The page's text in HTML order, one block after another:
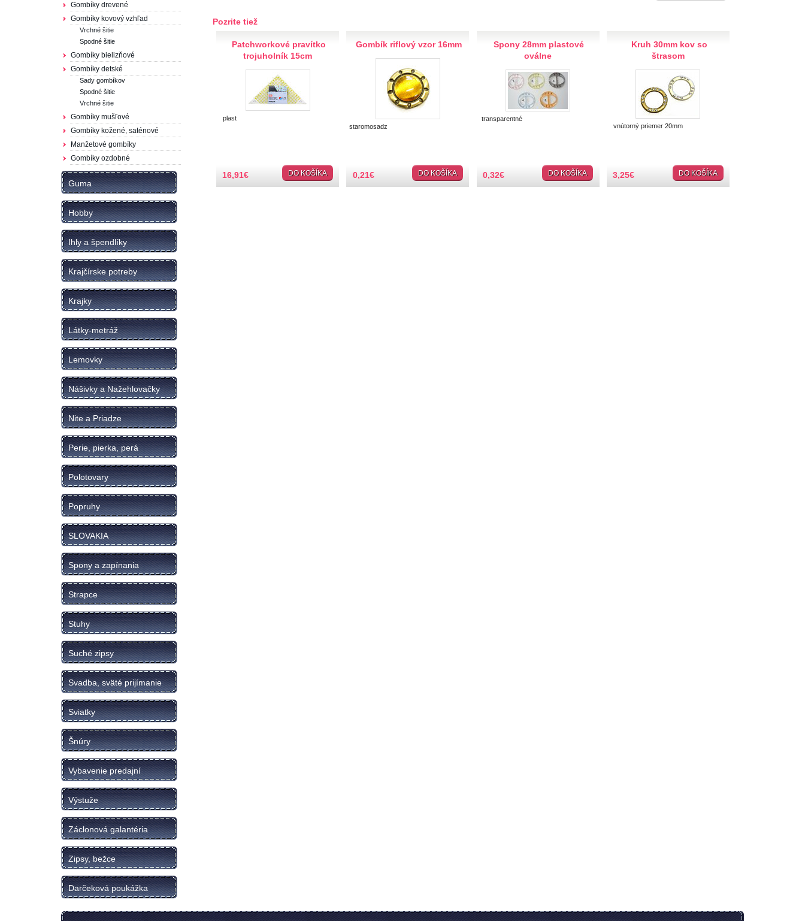
Gombíky drevené
Gombíky kovový vzhľad
Vrchné šitie
Spodné šitie
Gombíky bielizňové
Gombíky detské
Sady gombíkov
Spodné šitie
Vrchné šitie
Gombíky mušľové
Gombíky kožené, saténové
Manžetové gombíky
Gombíky ozdobné
Guma
Hobby
Ihly a špendlíky
Krajčírske potreby
Krajky
Látky-metráž
Lemovky
Nášivky a Nažehlovačky
Nite a Priadze
Perie, pierka, perá
Polotovary
Popruhy
SLOVAKIA
Spony a zapínania
Strapce
Stuhy
Suché zipsy
Svadba, sväté prijímanie
Sviatky
Šnúry
Vybavenie predajní
Výstuže
Záclonová galantéria
Zipsy, bežce
Darčeková poukážka
Pozrite tiež
Patchworkové pravítko
trojuholník 15cm
plast
16,91€ DO KOŠÍKA
Gombík riflový vzor 16mm
staromosadz
0,21€ DO KOŠÍKA
Spony 28mm plastové
oválne
transparentné
0,32€ DO KOŠÍKA
Kruh 30mm kov so
štrasom
vnútorný priemer 20mm
3,25€ DO KOŠÍKA